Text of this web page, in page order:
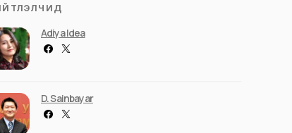
Adiya Idea
D. Sainbayar